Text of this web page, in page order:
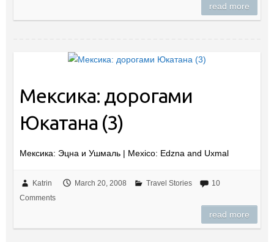
read more
Мексика: дорогами
Юкатана (3)
Мексика: Эцна и Ушмаль | Mexico: Edzna and Uxmal
Katrin March 20, 2008 Travel Stories
10
Comments
read more